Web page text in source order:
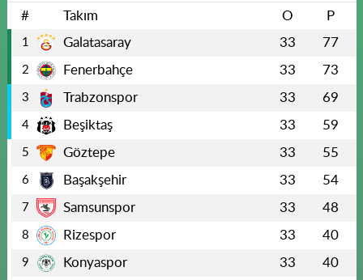
# Takım O P
1 Galatasaray 33 77
2 Fenerbahçe 33 73
3 Trabzonspor 33 69
4 Beşiktaş 33 59
5 Göztepe 33 55
6 Başakşehir 33 54
7 Samsunspor 33 48
8 Rizespor 33 40
9 Konyaspor 33 40